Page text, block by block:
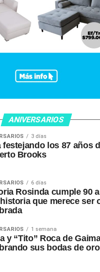
ANIVERSARIOS
3 días
festejando los 87 años
Brooks
6 días
Rosinda cumple 90
que merece ser
1 semana
y “Tito” Roca de
sus bodas de oro